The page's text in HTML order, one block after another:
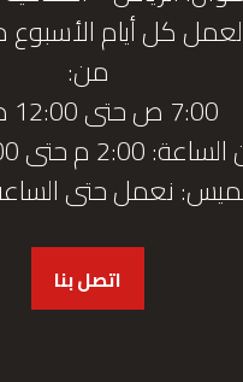
كل أيام
من:
7:00 ص حتى 12:00 ظهراً
م حتى 7:00 مساءاً.
نعمل حتى الساعة 5:00
اتصل بنا